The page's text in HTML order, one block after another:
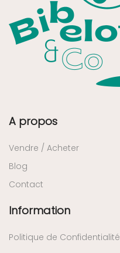
A propos
Vendre / Acheter
Blog
Contact
Information
Politique de Confidentialité